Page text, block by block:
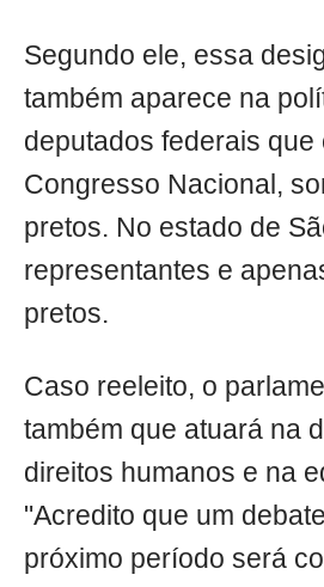
Segundo ele, essa
também aparece na
deputados federais que
Congresso Nacional,
pretos. No estado de
representantes e
pretos.
Caso reeleito, o
também que atuará na
direitos humanos e na
"Acredito que um
próximo período será